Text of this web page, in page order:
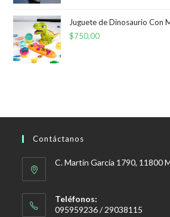
Juguete de Dinosaurio Con
$750,00
Contáctanos
C. Martín García 1790, 11800
Teléfonos:
095959236 / 29038115